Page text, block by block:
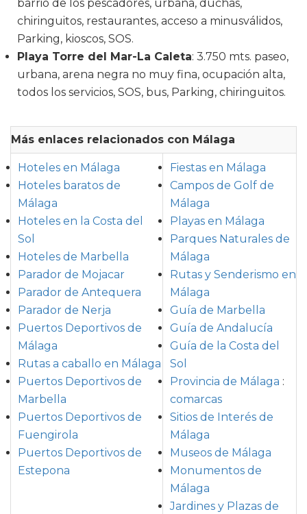
barrio de los pescadores, urbana, duchas,
chiringuitos, restaurantes, acceso a minusválidos,
Parking, kioscos, SOS.
Playa Torre del Mar-La Caleta: 3.750 mts. paseo,
urbana, arena negra no muy fina, ocupación alta,
todos los servicios, SOS, bus, Parking, chiringuitos.
Más enlaces relacionados con Málaga
Hoteles en Málaga
Hoteles baratos de
Málaga
Hoteles en la Costa del
Sol
Hoteles de Marbella
Parador de Mojacar
Parador de Antequera
Parador de Nerja
Puertos Deportivos de
Málaga
Rutas a caballo en Málaga
Puertos Deportivos de
Marbella
Puertos Deportivos de
Fuengirola
Puertos Deportivos de
Estepona
Fiestas en Málaga
Campos de Golf de
Málaga
Playas en Málaga
Parques Naturales de
Málaga
Rutas y Senderismo en
Málaga
Guía de Marbella
Guía de Andalucía
Guía de la Costa del
Sol
Provincia de Málaga :
comarcas
Sitios de Interés de
Málaga
Museos de Málaga
Monumentos de
Málaga
Jardines y Plazas de